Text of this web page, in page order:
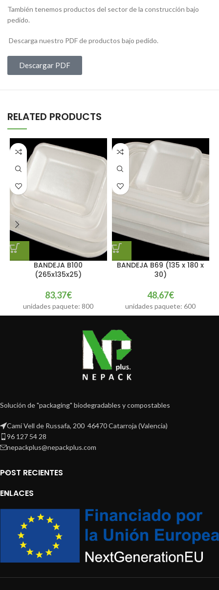
También tenemos productos del sector de la construcción bajo
pedido.
Descarga nuestro PDF de productos bajo pedido.
Descargar PDF
RELATED PRODUCTS
BANDEJA B100
(265x135x25)
83,37€
unidades paquete: 800
BANDEJA B69 (135 x 180 x
30)
48,67€
unidades paquete: 600
Solución de "packaging" biodegradables y compostables
Camí Vell de Russafa, 200 46470 Catarroja (Valencia)
96 127 54 28
nepackplus@nepackplus.com
POST RECIENTES
ENLACES